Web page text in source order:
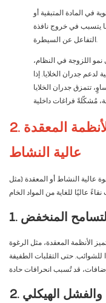
في المادة المتبقية أو
يتسبب في خروج نافذة
التفاعل عن السيطرة.
اللزوجة في النظام،
جدران الخلايا. إذا
تتمزق جدران الخلايا
2. تضخيم العيوب: حساسية الأنظمة المعقدة
عالية النشاط
عالية النشاط أو المعقدة (مثل
المنخفض
الأنظمة المعقدة، مثل الرغوة
حتى التقلبات الطفيفة
والفشل الهيكلي